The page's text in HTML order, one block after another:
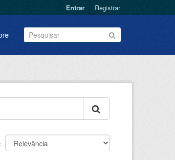
Entrar Registrar